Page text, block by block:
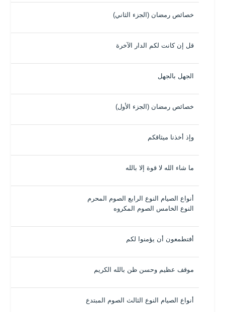
خصائص رمضان (الجزء الثاني)
قل إن كانت لكم الدار الآخرة
الجهل بالجهل
خصائص رمضان (الجزء الأول)
وإذ أخذنا ميثاقكم
ما شاء الله لا قوة إلا بالله
أنواع الصيام النوع الرابع الصوم المحرم
النوع الخامس الصوم المكروه
أفتطمعون أن يؤمنوا لكم
موقف عظيم وحسن ظن بالله الكريم
أنواع الصيام النوع الثالث الصوم المبتدع